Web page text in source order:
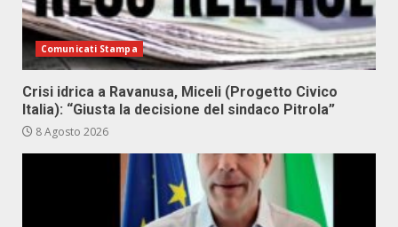
Comunicati Stampa
Crisi idrica a Ravanusa, Miceli (Progetto Civico
Italia): “Giusta la decisione del sindaco Pitrola”
8 Agosto 2026